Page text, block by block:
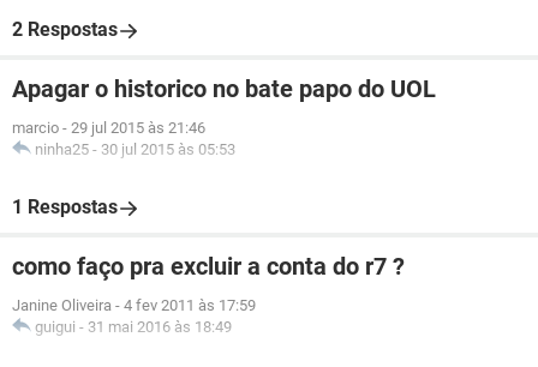
2 Respostas
Apagar o historico no bate papo do UOL
marcio - 29 jul 2015 às 21:46
ninha25 - 30 jul 2015 às 05:53
1 Respostas
como faço pra excluir a conta do r7 ?
Janine Oliveira - 4 fev 2011 às 17:59
guigui - 31 mai 2016 às 18:49